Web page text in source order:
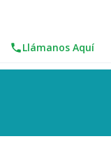
Llámanos Aquí